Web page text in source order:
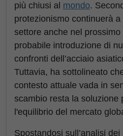
più chiusi al mondo.
protezionismo continuerà a
settore anche nel
probabile introduzione di
confronti dell’acciaio
Tuttavia, ha sottolineato
contesto attuale vada in
scambio resta la soluzione
l'equilibrio del mercato
Spostandosi sull’analisi